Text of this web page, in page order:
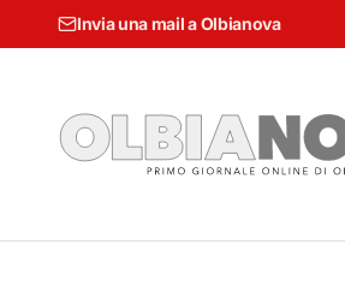
Invia una mail a Olbianova